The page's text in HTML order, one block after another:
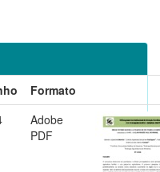
Formato
Adobe
PDF